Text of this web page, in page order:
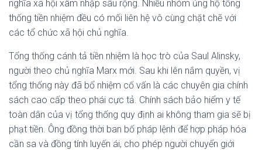
nghĩa xã hội xâm nhập sâu rộng. Nhiều nhóm ủng hộ tổng
thống tiền nhiệm đều có mối liên hệ vô cùng chặt chẽ với
các tổ chức xã hội chủ nghĩa.
Tổng thống cánh tả tiền nhiệm là học trò của Saul Alinsky,
người theo chủ nghĩa Marx mới. Sau khi lên nắm quyền, vị
tổng thống này đã bổ nhiệm cố vấn là các chuyên gia chính
sách cao cấp theo phái cực tả. Chính sách bảo hiểm y tế
toàn dân của vị tổng thống quy định ai không tham gia sẽ bị
phạt tiền. Ông đồng thời ban bố pháp lệnh để hợp pháp hóa
cần sa và đồng tính luyến ái, cho phép người chuyển giới